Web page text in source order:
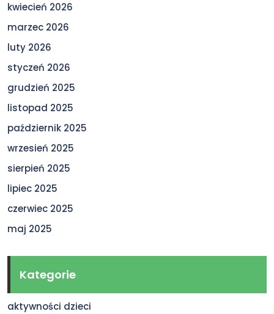
kwiecień 2026
marzec 2026
luty 2026
styczeń 2026
grudzień 2025
listopad 2025
październik 2025
wrzesień 2025
sierpień 2025
lipiec 2025
czerwiec 2025
maj 2025
Kategorie
aktywności dzieci